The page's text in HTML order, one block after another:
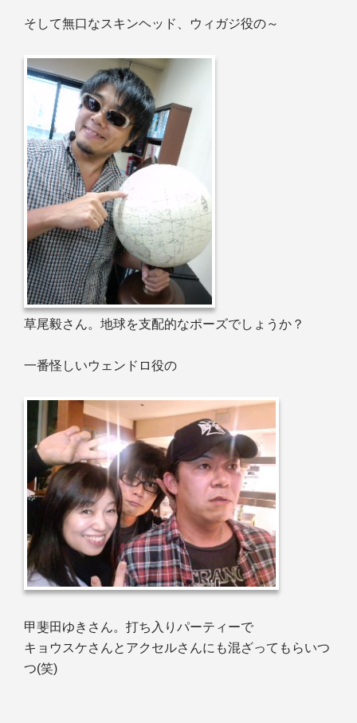
そして無口なスキンヘッド、ウィガジ役の～
草尾毅さん。地球を支配的なポーズでしょうか？
一番怪しいウェンドロ役の
甲斐田ゆきさん。打ち入りパーティーで
キョウスケさんとアクセルさんにも混ざってもらいつ
つ(笑)